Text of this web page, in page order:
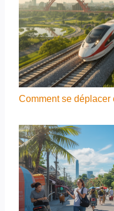
Comment se